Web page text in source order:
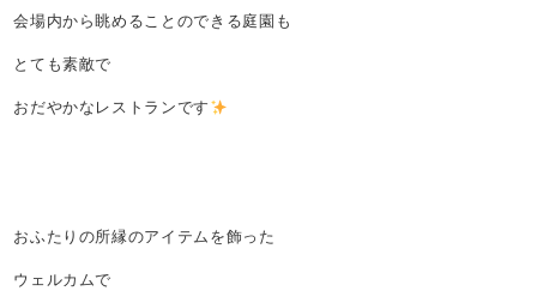
会場内から眺めることのできる庭園も
とても素敵で
おだやかなレストランです
おふたりの所縁のアイテムを飾った
ウェルカムで